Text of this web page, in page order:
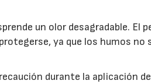
un olor desagradable. El
ya que los humos no
durante la aplicación